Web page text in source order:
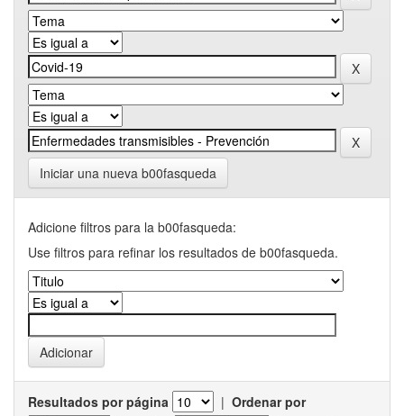
Iniciar una nueva b00fasqueda
Adicione filtros para la b00fasqueda:
Use filtros para refinar los resultados de b00fasqueda.
Resultados por página | Ordenar por